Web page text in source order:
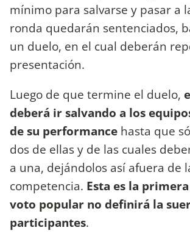
mínimo para salvarse y pasar a
ronda quedarán sentenciados,
un duelo, en el cual deberán
presentación.
Luego de que termine el duelo,
deberá ir salvando a los
de su performance hasta que
dos de ellas y de las cuales
a una, dejándolos así afuera de
competencia. Esta es la
voto popular no definirá la
participantes.